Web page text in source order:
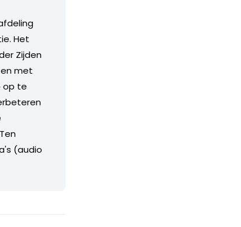
Het
Zijden
met
op te
(audio